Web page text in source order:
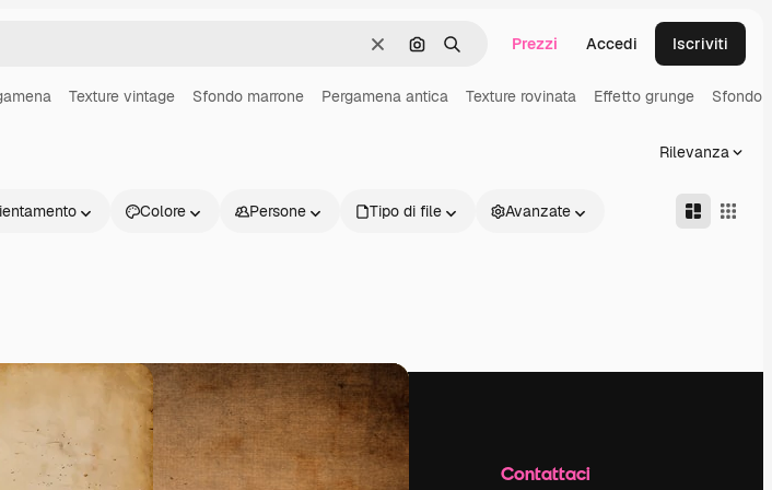
CancellaCerca per immagine
Ricerca Prezzi Accedi Iscriviti
Texture vintage Sfondo marrone Pergamena antica Texture rovinata Effetto grunge Sfondo
Rilevanza
Colore Persone Tipo di file Avanzate
Prodotti Inizia Azienda Contattaci